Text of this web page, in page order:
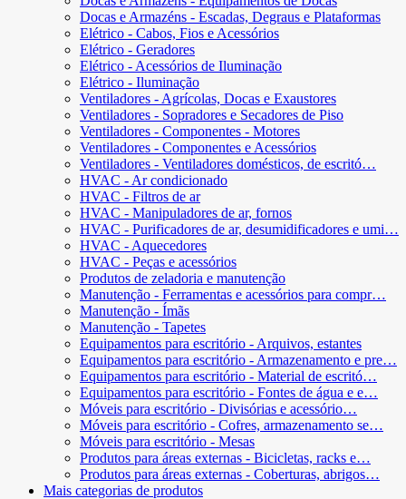
Docas e Armazéns - Escadas, Degraus e Plataformas
Elétrico - Cabos, Fios e Acessórios
Elétrico - Geradores
Elétrico - Acessórios de Iluminação
Elétrico - Iluminação
Ventiladores - Agrícolas, Docas e Exaustores
Ventiladores - Sopradores e Secadores de Piso
Ventiladores - Componentes - Motores
Ventiladores - Componentes e Acessórios
Ventiladores - Ventiladores domésticos, de escritó…
HVAC - Ar condicionado
HVAC - Filtros de ar
HVAC - Manipuladores de ar, fornos
HVAC - Purificadores de ar, desumidificadores e umi…
HVAC - Aquecedores
HVAC - Peças e acessórios
Produtos de zeladoria e manutenção
Manutenção - Ferramentas e acessórios para compr…
Manutenção - Ímãs
Manutenção - Tapetes
Equipamentos para escritório - Arquivos, estantes
Equipamentos para escritório - Armazenamento e pre…
Equipamentos para escritório - Material de escritó…
Equipamentos para escritório - Fontes de água e e…
Móveis para escritório - Divisórias e acessório…
Móveis para escritório - Cofres, armazenamento se…
Móveis para escritório - Mesas
Produtos para áreas externas - Bicicletas, racks e…
Produtos para áreas externas - Coberturas, abrigos…
Mais categorias de produtos